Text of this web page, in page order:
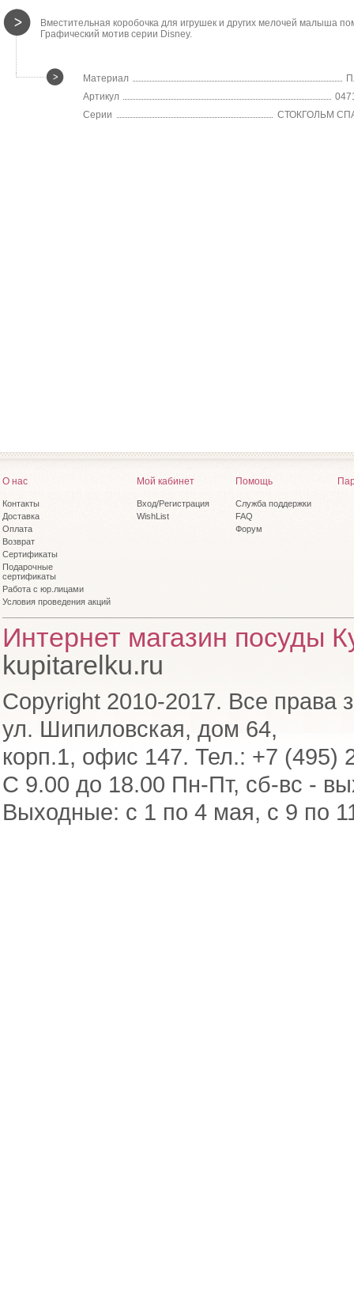
Вместительная коробочка для игрушек и других мелочей малыша
Графический мотив серии Disney.
Материал
Артикул
Серии
СТОКГОЛЬМ
О нас
Контакты
Доставка
Оплата
Возврат
Сертификаты
Подарочные
сертификаты
Работа с юр.лицами
Условия проведения акций
Мой кабинет
Вход/Регистрация
WishList
Помощь
Служба поддержки
FAQ
Форум
Интернет магазин посуды
kupitarelku.ru
Copyright 2010-2017. Все права
ул. Шипиловская, дом 64,
корп.1, офис 147. Тел.: +7 (495)
С 9.00 до 18.00 Пн-Пт, сб-вс -
Выходные: с 1 по 4 мая, с 9 по